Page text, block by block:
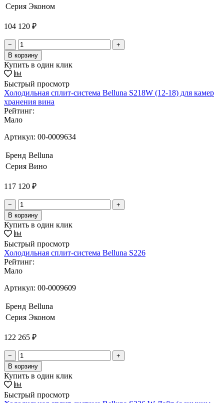
Серия Эконом
104 120 ₽
−
+
В корзину
Купить в один клик
Быстрый просмотр
Холодильная сплит-система Belluna S218W (12-18) для камер
хранения вина
Рейтинг:
Мало
Артикул: 00-0009634
Бренд Belluna
Серия Вино
117 120 ₽
−
+
В корзину
Купить в один клик
Быстрый просмотр
Холодильная сплит-система Belluna S226
Рейтинг:
Мало
Артикул: 00-0009609
Бренд Belluna
Серия Эконом
122 265 ₽
−
+
В корзину
Купить в один клик
Быстрый просмотр